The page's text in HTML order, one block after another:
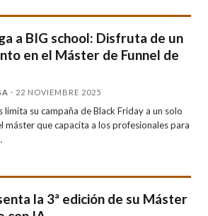
a BIG school: Disfruta de un
en el Máster de Funnel de
· 22 NOVIEMBRE 2025
limita su campaña de Black Friday a un solo
que capacita a los profesionales para
la 3ª edición de su Máster